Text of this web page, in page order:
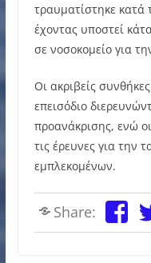
τραυματίστηκε κατά
έχοντας υποστεί
σε νοσοκομείο για
Οι ακριβείς
επεισόδιο
προανάκρισης, ενώ
τις έρευνες για την
εμπλεκομένων.
Share: